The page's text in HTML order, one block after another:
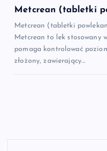
Metcrean (tabletki
Metcrean (tabletki
Metcrean to lek stosowany
pomaga kontrolować
złożony, zawierający…